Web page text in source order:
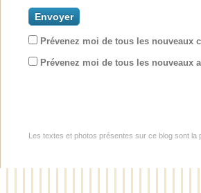
Prévenez moi de tous les nouveaux
Prévenez moi de tous les nouveaux
Les textes et photos présentes sur ce blog sont